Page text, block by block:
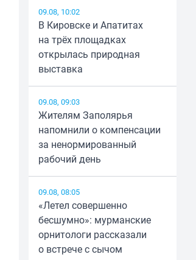
09.08, 10:02
В Кировске и Апатитах
на трёх площадках
открылась природная
выставка
09.08, 09:03
Жителям Заполярья
напомнили о компенсации
за ненормированный
рабочий день
09.08, 08:05
«Летел совершенно
бесшумно»: мурманские
орнитологи рассказали
о встрече с сычом